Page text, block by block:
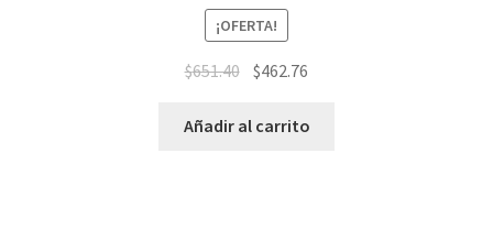
¡OFERTA!
$651.40 $462.76
Añadir al carrito